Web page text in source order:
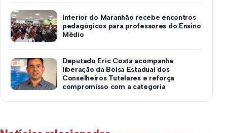
Interior do Maranhão recebe encontros
pedagógicos para professores do Ensino
Médio
Deputado Eric Costa acompanha
liberação da Bolsa Estadual dos
Conselheiros Tutelares e reforça
compromisso com a categoria